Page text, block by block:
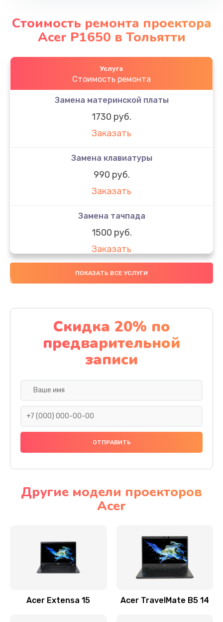
Стоимость ремонта проектора
Acer P1650 в Тольятти
Услуга
Стоимость ремонта
Замена материнской платы
1730 руб.
Заказать
Замена клавиатуры
990 руб.
Заказать
Замена тачпада
1500 руб.
Заказать
Замена южного моста
Заказать
Чистка от пыли
1060 руб.
Заказать
Ремонт подсветки
Настройка BIOS
Замена видеочипа
Заказать
ПОКАЗАТЬ ВСЕ УСЛУГИ
Скидка 20% по
предварительной
записи
Другие модели проекторов
Acer
Acer Extensa 15 Acer TravelMate B5 14